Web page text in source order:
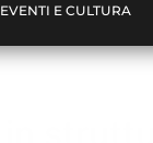
EVENTI E CULTURA